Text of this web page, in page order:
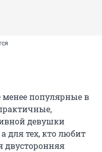
менее популярные в
девушки
для тех, кто любит
двусторонняя